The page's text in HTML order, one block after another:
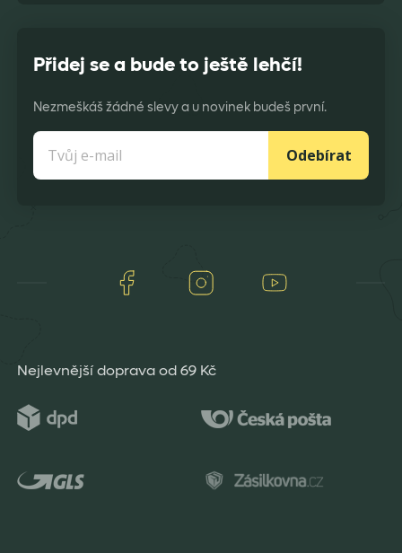
Přidej se a bude to ještě lehčí!
Nezmeškáš žádné slevy a u novinek budeš první.
Odebírat
Facebook Instagram
Nejlevnější doprava od 69 Kč